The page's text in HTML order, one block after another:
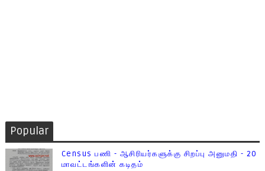
Popular
Census பணி - ஆசிரியர்களுக்கு சிறப்பு அனுமதி - 20
மாவட்டங்களின் கடிதம்